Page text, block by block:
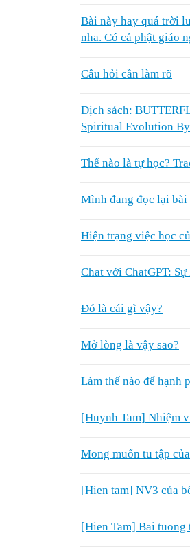
Bài này hay quá trời
nha. Có cả phật giáo
Câu hỏi cần làm rõ
Dịch sách:
Spiritual Evolution
Thế nào là tự học?
Mình đang đọc lại bài
Hiện trạng việc học
Chat với ChatGPT:
Đó là cái gì vậy?
Mở lòng là vậy sao?
Làm thế nào để hạnh
[Huynh Tam] Nhiệm
Mong muốn tu tập
[Hien tam] NV3 của
[Hien Tam] Bai tuong